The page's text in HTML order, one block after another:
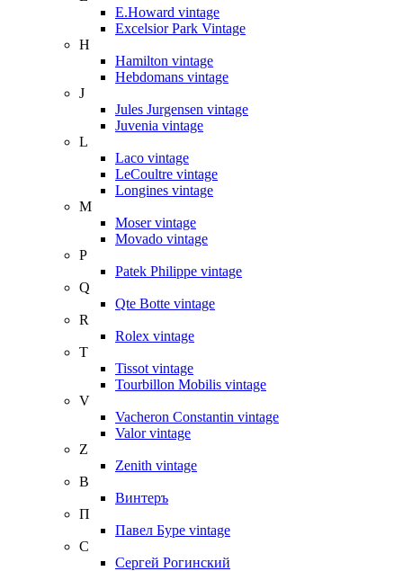
E.Howard vintage
Excelsior Park Vintage
H
Hamilton vintage
Hebdomans vintage
J
Jules Jurgensen vintage
Juvenia vintage
L
Laco vintage
LeCoultre vintage
Longines vintage
M
Moser vintage
Movado vintage
P
Patek Philippe vintage
Q
Qte Botte vintage
R
Rolex vintage
T
Tissot vintage
Tourbillon Mobilis vintage
V
Vacheron Constantin vintage
Valor vintage
Z
Zenith vintage
В
Винтеръ
П
Павел Буре vintage
С
Сергей Рогинский